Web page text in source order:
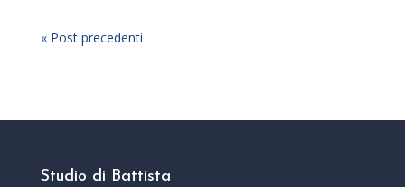
« Post precedenti
Studio di Battista